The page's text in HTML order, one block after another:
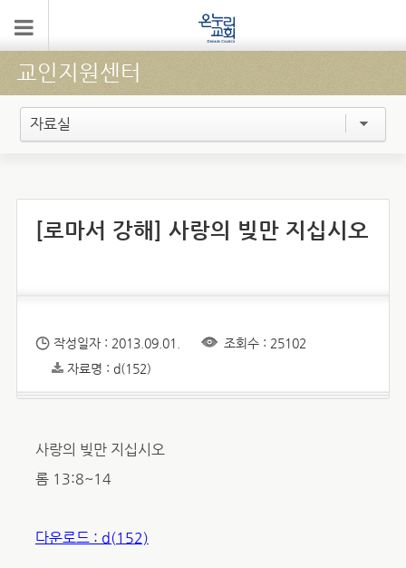
교인지원센터
자료실
[로마서 강해] 사랑의 빚만 지십시오
작성일자 : 2013.09.01.
조회수 : 25102
자료명 : d(152)
사랑의 빚만 지십시오
롬 13:8~14
다운로드 : d(152)